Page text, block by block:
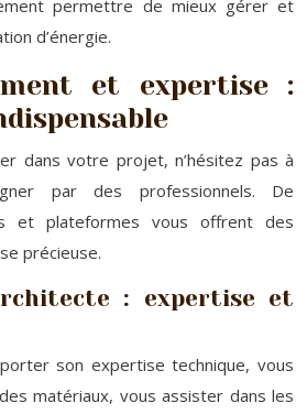
permettre de mieux gérer et
d’énergie.
et expertise :
dans votre projet, n’hésitez pas à
par des professionnels. De
et plateformes vous offrent des
précieuse.
: expertise et
son expertise technique, vous
matériaux, vous assister dans les